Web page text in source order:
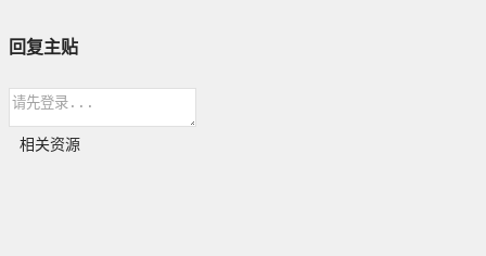
回复主贴
相关资源